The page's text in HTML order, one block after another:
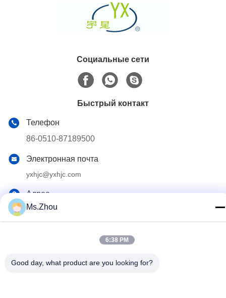
Социальные сети
Быстрый контакт
Телефон
86-0510-87189500
Электронная почта
yxhjc@yxhjc.com
Адрес
Городок Dingshu, город Исина, провинция Цзянсу
Политика конфиденциальности
Китай Хорошее качество Керамические носители Поставщик.
Ms.Zhou
6:38 PM
Good day, what product are you looking for?